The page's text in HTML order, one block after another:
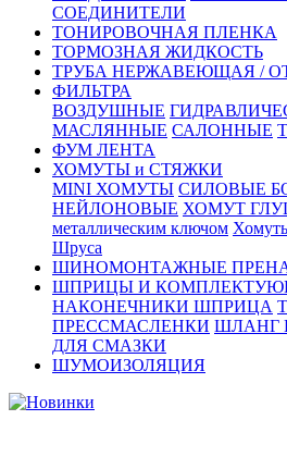
СОЕДИНИТЕЛИ
ТОНИРОВОЧНАЯ ПЛЕНКА
ТОРМОЗНАЯ ЖИДКОСТЬ
ТРУБА НЕРЖАВЕЮЩАЯ /
ФИЛЬТРА
ВОЗДУШНЫЕ
МАСЛЯННЫЕ САЛОННЫЕ
ФУМ ЛЕНТА
ХОМУТЫ и СТЯЖКИ
MINI ХОМУТЫ СИЛОВЫЕ
НЕЙЛОНОВЫЕ ХОМУТ
металлическим ключом
Шруса
ШИНОМОНТАЖНЫЕ
ШПРИЦЫ И
НАКОНЕЧНИКИ ШПРИЦА
ПРЕССМАСЛЕНКИ ШЛАНГ
ДЛЯ СМАЗКИ
ШУМОИЗОЛЯЦИЯ